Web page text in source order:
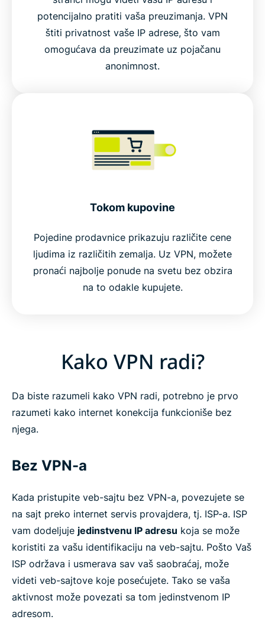
potencijalno pratiti vaša preuzimanja. VPN
štiti privatnost vaše IP adrese, što vam
omogućava da preuzimate uz pojačanu
anonimnost.
Tokom kupovine
Pojedine prodavnice prikazuju različite cene
ljudima iz različitih zemalja. Uz VPN, možete
pronaći najbolje ponude na svetu bez obzira
na to odakle kupujete.
Kako VPN radi?
Da biste razumeli kako VPN radi, potrebno je prvo
razumeti kako internet konekcija funkcioniše bez
njega.
Bez VPN-a
Kada pristupite veb-sajtu bez VPN-a, povezujete se
na sajt preko internet servis provajdera, tj. ISP-a. ISP
vam dodeljuje jedinstvenu IP adresu koja se može
koristiti za vašu identifikaciju na veb-sajtu. Pošto Vaš
ISP održava i usmerava sav vaš saobraćaj, može
videti veb-sajtove koje posećujete. Tako se vaša
aktivnost može povezati sa tom jedinstvenom IP
adresom.